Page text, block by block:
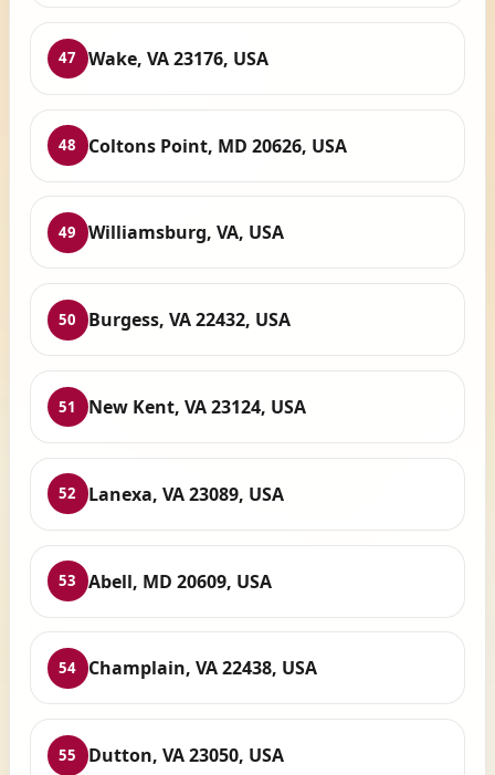
47 Wake, VA 23176, USA
48 Coltons Point, MD 20626, USA
49 Williamsburg, VA, USA
50 Burgess, VA 22432, USA
51 New Kent, VA 23124, USA
52 Lanexa, VA 23089, USA
53 Abell, MD 20609, USA
54 Champlain, VA 22438, USA
55 Dutton, VA 23050, USA